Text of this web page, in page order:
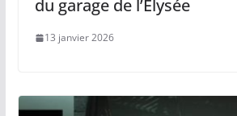
du garage de l’Élysée
13 janvier 2026